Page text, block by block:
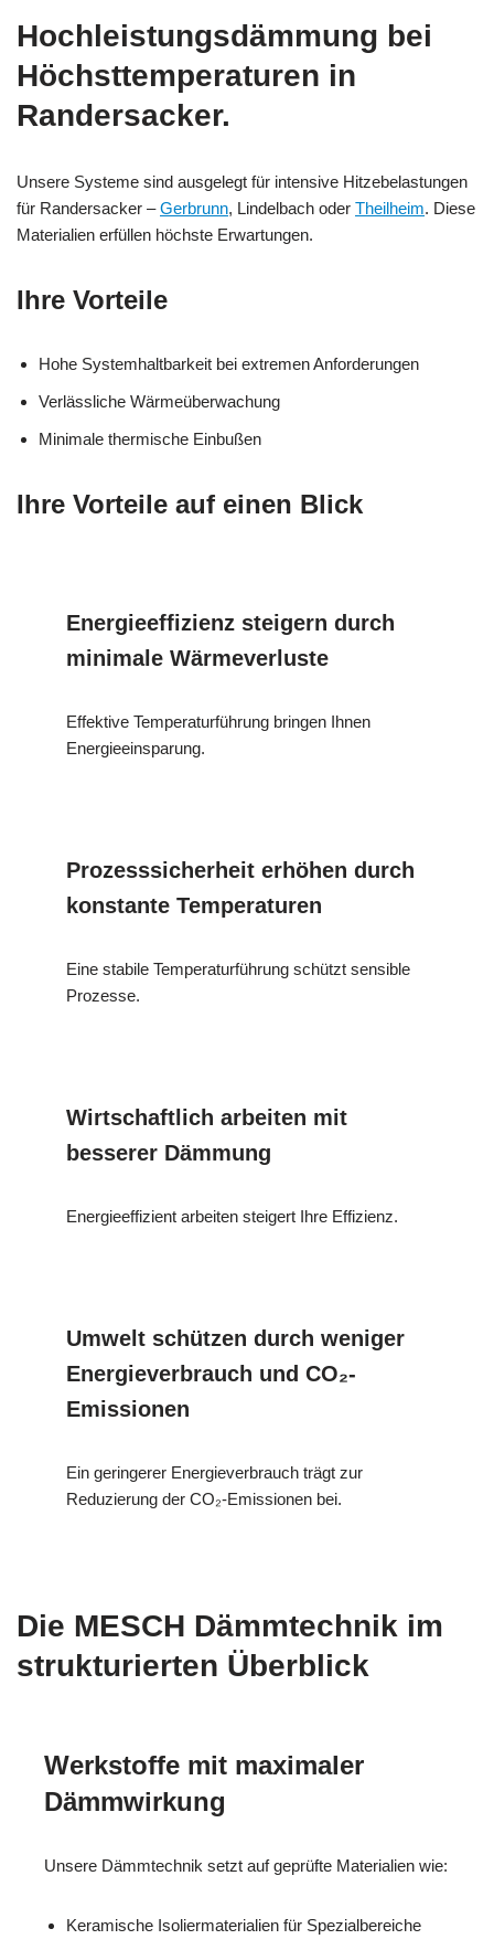
Hochleistungsdämmung bei
Höchsttemperaturen in
Randersacker.
Unsere Systeme sind ausgelegt für intensive Hitzebelastungen
für Randersacker –Gerbrunn, Lindelbach oder Theilheim. Diese
Materialien erfüllen höchste Erwartungen.
Ihre Vorteile
Hohe Systemhaltbarkeit bei extremen Anforderungen
Verlässliche Wärmeüberwachung
Minimale thermische Einbußen
Ihre Vorteile auf einen Blick
Energieeffizienz steigern durch
minimale Wärmeverluste
Effektive Temperaturführung bringen Ihnen
Energieeinsparung.
Prozesssicherheit erhöhen durch
konstante Temperaturen
Eine stabile Temperaturführung schützt sensible
Prozesse.
Wirtschaftlich arbeiten mit
besserer Dämmung
Energieeffizient arbeiten steigert Ihre Effizienz.
Umwelt schützen durch weniger
Energieverbrauch und CO₂-
Emissionen
Ein geringerer Energieverbrauch trägt zur
Reduzierung der CO₂-Emissionen bei.
Die MESCH Dämmtechnik im
strukturierten Überblick
Werkstoffe mit maximaler
Dämmwirkung
Unsere Dämmtechnik setzt auf geprüfte Materialien wie:
Keramische Isoliermaterialien für Spezialbereiche